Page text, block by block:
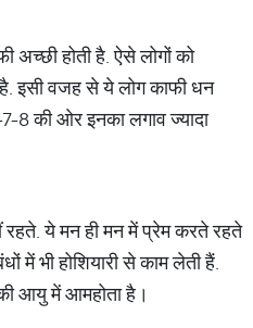
अच्छी होती है. ऐसे लोगों को
इसी वजह से ये लोग काफी धन
की ओर इनका लगाव ज्यादा
रहते. ये मन ही मन में प्रेम करते रहते
में भी होशियारी से काम लेती हैं.
आयु में आमहोता है।